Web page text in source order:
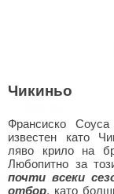
Чикиньо
Франсиско
известен като
ляво крило на
Любопитно за
почти всеки
отбор, като